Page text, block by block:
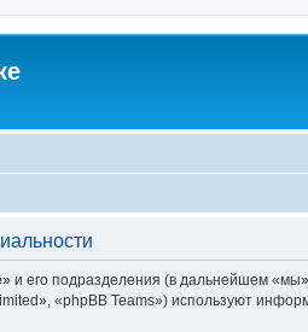
и его подразделения (в дальнейшем
«phpBB Teams») используют